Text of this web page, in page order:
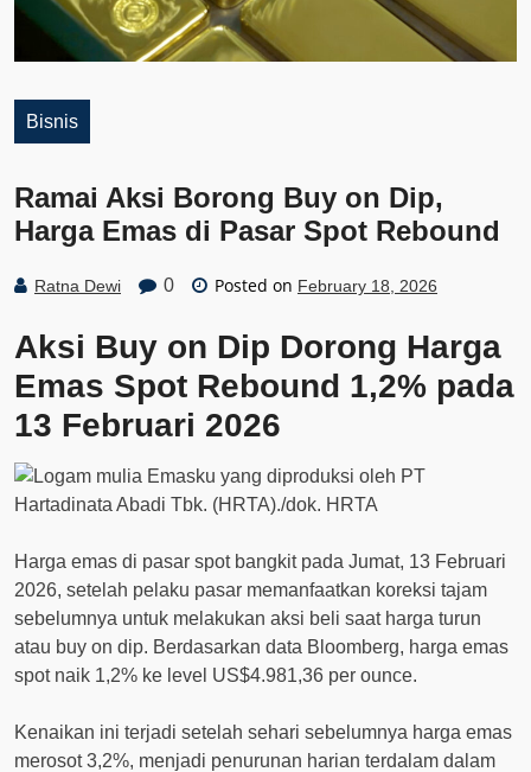
Bisnis
Ramai Aksi Borong Buy on Dip,
Harga Emas di Pasar Spot Rebound
Ratna Dewi 0 Posted on February 18, 2026
Aksi Buy on Dip Dorong Harga
Emas Spot Rebound 1,2% pada
13 Februari 2026
Harga emas di pasar spot bangkit pada Jumat, 13 Februari
2026, setelah pelaku pasar memanfaatkan koreksi tajam
sebelumnya untuk melakukan aksi beli saat harga turun
atau buy on dip. Berdasarkan data Bloomberg, harga emas
spot naik 1,2% ke level US$4.981,36 per ounce.
Kenaikan ini terjadi setelah sehari sebelumnya harga emas
merosot 3,2%, menjadi penurunan harian terdalam dalam